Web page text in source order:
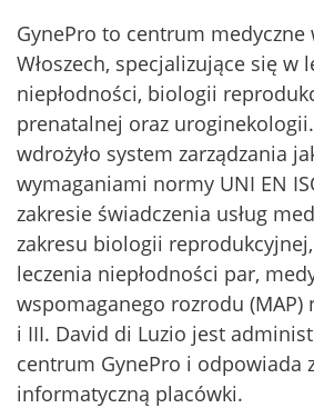
GynePro to centrum
Włoszech, specjalizujące się w
niepłodności, biologii
prenatalnej oraz
wdrożyło system zarządzania
wymaganiami normy UNI EN
zakresie świadczenia usług
zakresu biologii
leczenia niepłodności par,
wspomaganego rozrodu (MAP)
i III. David di Luzio jest
centrum GynePro i odpowiada
informatyczną placówki.